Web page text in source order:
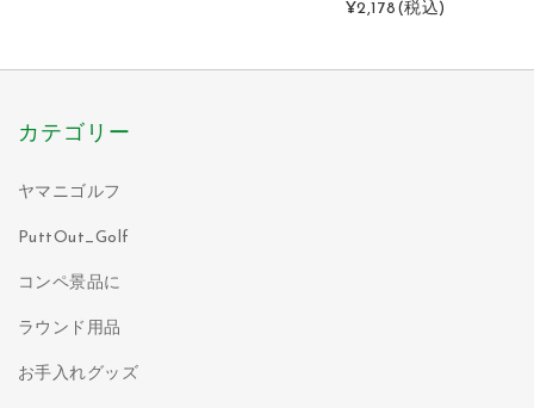
¥2,178 (税込)
カテゴリー
ヤマニゴルフ
PuttOut_Golf
コンペ景品に
ラウンド用品
お手入れグッズ